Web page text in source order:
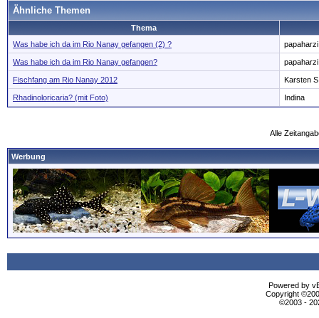
Ähnliche Themen
Thema
Was habe ich da im Rio Nanay gefangen (2) ?
papaharzi
Was habe ich da im Rio Nanay gefangen? papaharzi
Fischfang am Rio Nanay 2012 Karsten
Rhadinoloricaria? (mit Foto) Indina
Alle
Werbung
Powered by
Copyright
©2003 -